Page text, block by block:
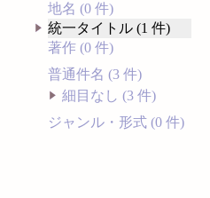
地名 (0 件)
統一タイトル (1 件)
著作 (0 件)
普通件名 (3 件)
細目なし (3 件)
ジャンル・形式 (0 件)